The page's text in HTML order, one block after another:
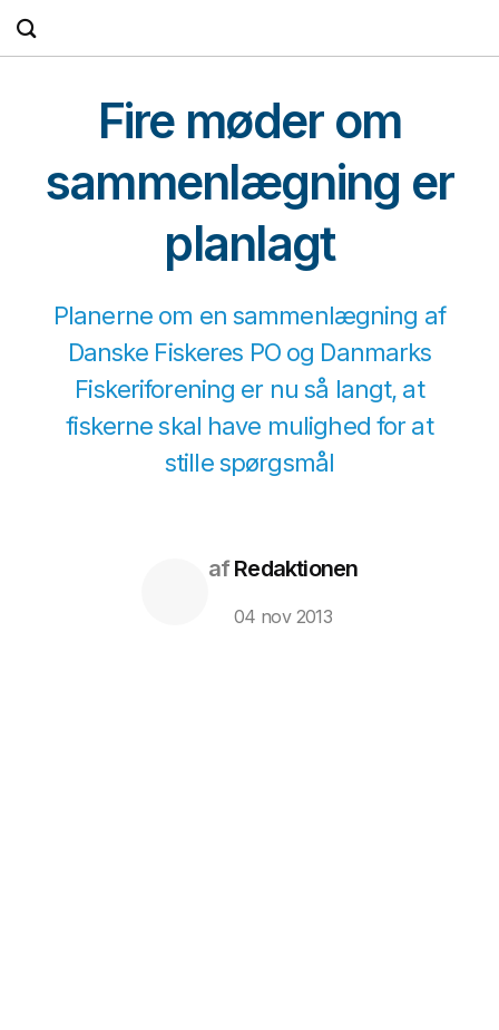
Fortsæt
Fire møder om
sammenlægning er
planlagt
Planerne om en sammenlægning af
Danske Fiskeres PO og Danmarks
Fiskeriforening er nu så langt, at
fiskerne skal have mulighed for at
stille spørgsmål
afRedaktionen
04 nov 2013